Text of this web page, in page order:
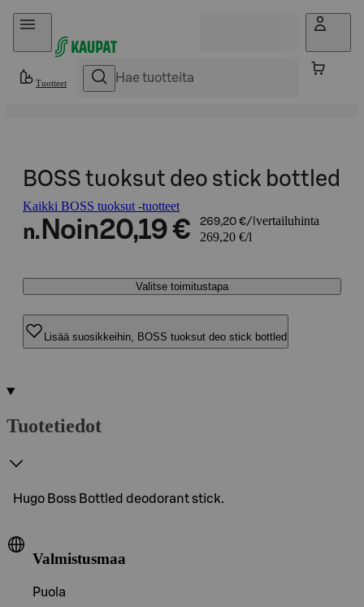
Hyppää sisältöön
Tuotteet
BOSS tuoksut deo stick bottled
Kaikki BOSS tuoksut -tuotteet
n. Noin20,19 € 269,20 €/l vertailuhinta
269,20 €/l
Valitse toimitustapa
Lisää suosikkeihin, BOSS tuoksut deo stick bottled
Tuotetiedot
Hugo Boss Bottled deodorant stick.
Valmistusmaa
Puola